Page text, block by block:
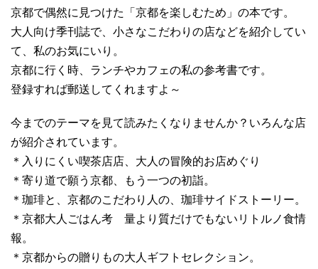
京都で偶然に見つけた「京都を楽しむため」の本です。
大人向け季刊誌で、小さなこだわりの店などを紹介してい
て、私のお気にいり。
京都に行く時、ランチやカフェの私の参考書です。
登録すれば郵送してくれますよ～
今までのテーマを見て読みたくなりませんか？いろんな店
が紹介されています。
＊入りにくい喫茶店店、大人の冒険的お店めぐり
＊寄り道で願う京都、もう一つの初詣。
＊珈琲と、京都のこだわり人の、珈琲サイドストーリー。
＊京都大人ごはん考 量より質だけでもないリトルノ食情
報。
＊京都からの贈りもの大人ギフトセレクション。